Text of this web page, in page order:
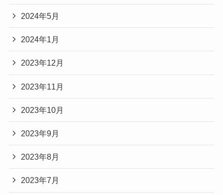
2024年5月
2024年1月
2023年12月
2023年11月
2023年10月
2023年9月
2023年8月
2023年7月